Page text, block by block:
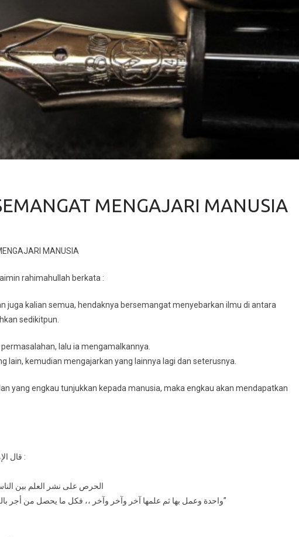
MENGAJARI MANUSIA
MANUSIA
rahimahullah berkata :
juga kalian semua, hendaknya bersemangat menyebarkan ilmu di antara
sedikitpun.
lalu ia mengamalkannya.
lain, kemudian mengajarkan yang lainnya lagi dan seterusnya.
yang engkau tunjukkan kepada manusia, maka engkau akan mendapatkan
قال الإمام العلامة ابن عثيمين – رحمه الله تعالى :
الحرص على نشر العلم بين
واحدة وعمل بها ثم علمها آخر وآخر وآخر ،، فكل ما يحصل من أجر بالعمل الذي أنت دللت الناس عليه فلك مثله”